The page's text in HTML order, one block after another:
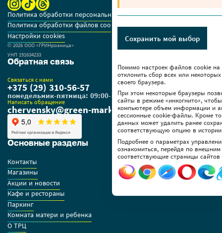
Политика обработки персональных данных
Политика обработки файлов cookie
Настройки cookies
© 2026 OOO «ГРИНрозница»
УНП 191634233
Основные разделы
Контакты
Магазины
Акции и новости
Кафе и рестораны
Паркинг
Комната матери и ребенка
О ТРЦ
Обратная связь
Связаться с нами
+375 (29) 310-56-57
понедельник-пятница: 09:00-18:00
Написать обращение
chervensky@green-market.by
Сохранить мой выбор
Помимо настроек файлов сookie
отклонить сбор всех или
своего браузера.
При этом некоторые браузеры
сайты в режиме «инкогнито»,
компьютере объем информации и
сессионные cookie-файлы. Кроме
данных может удалить ранее
соответствующую опцию в
Подробнее о параметрах
ознакомиться, перейдя по
соответствующие страницы